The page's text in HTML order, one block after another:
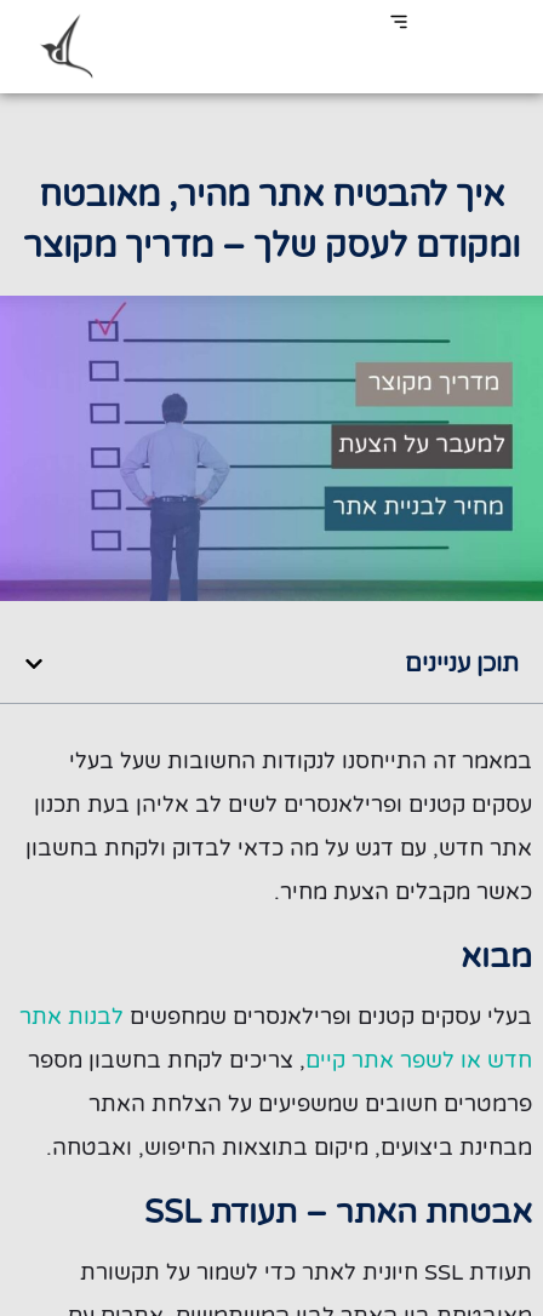
איך להבטיח אתר מהיר, מאובטח
ומקודם לעסק שלך – מדריך מקוצר
תוכן עניינים
במאמר זה התייחסנו לנקודות החשובות שעל בעלי
עסקים קטנים ופרילאנסרים לשים לב אליהן בעת תכנון
אתר חדש, עם דגש על מה כדאי לבדוק ולקחת בחשבון
כאשר מקבלים הצעת מחיר.
מבוא
בעלי עסקים קטנים ופרילאנסרים שמחפשים לבנות אתר
חדש או לשפר אתר קיים, צריכים לקחת בחשבון מספר
פרמטרים חשובים שמשפיעים על הצלחת האתר
מבחינת ביצועים, מיקום בתוצאות החיפוש, ואבטחה.
אבטחת האתר – תעודת SSL
תעודת SSL חיונית לאתר כדי לשמור על תקשורת